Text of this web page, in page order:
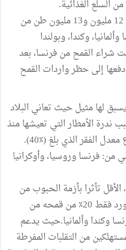
السلع الغذائية.
بينما في الجزائر، تستورد البلاد ما بين 12 مليون و13 مليون طن من
وكندا، وبولندا
شراء القمح من فرنسا، بعد
خلاف دبلوماسي في أواخر عام 2021 دفعها إلى حظر واردات القمح
لها مثيل حيث تعاني البلاد
الأمطار التي تعيشها منذ
ثلاث سنوات والانفلات الأمني وارتفاع معدل الفقر الذي بلغ (٪40).
فرنسا وروسيا، وأوكرانيا
تأثرا بأزمة الحبوب من
البلدان الأخرى في المنطقة، حيث يستورد فقط 20٪ من قمحه من
وكندا وألمانيا.حيث يدعم
من التقلبات المفرطة